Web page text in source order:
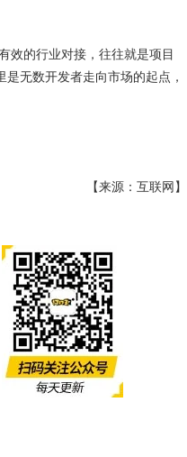
效的行业对接，往往就是项目
无数开发者走向市场的起点，
【来源：互联网】